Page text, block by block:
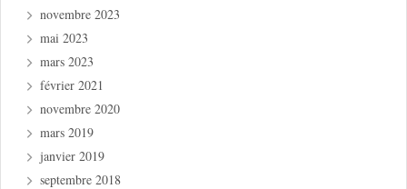
novembre 2023
mai 2023
mars 2023
février 2021
novembre 2020
mars 2019
janvier 2019
septembre 2018